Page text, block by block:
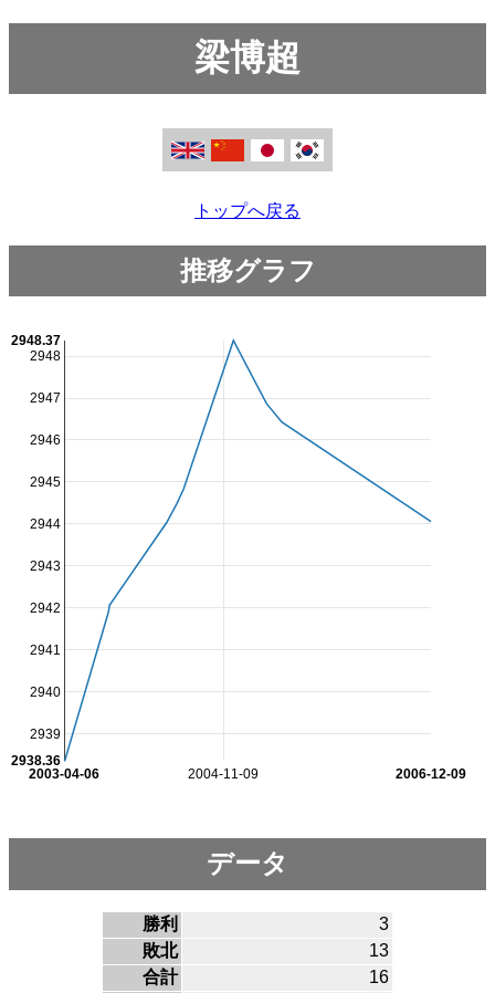
梁博超
トップへ戻る
推移グラフ
2004-11-09
2003-04-06 2006-12-09
2939
2940
2941
2942
2943
2944
2945
2946
2947
2948
2938.36
2948.37
データ
勝利
3
敗北
13
合計
16